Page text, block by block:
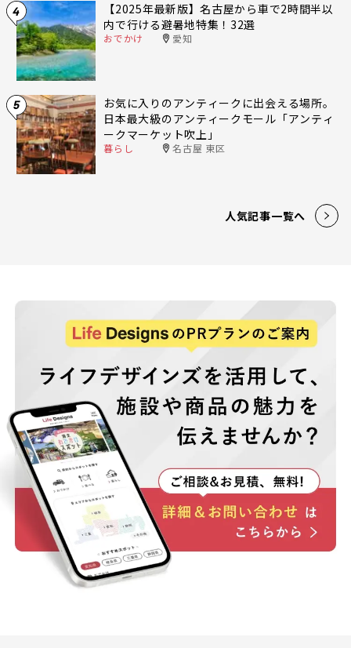
4
【2025年最新版】名古屋から車で2時間半以
内で行ける避暑地特集！32選
おでかけ 愛知
5
お気に入りのアンティークに出会える場所。
日本最大級のアンティークモール「アンティ
ークマーケット吹上」
暮らし 名古屋 東区
人気記事一覧へ